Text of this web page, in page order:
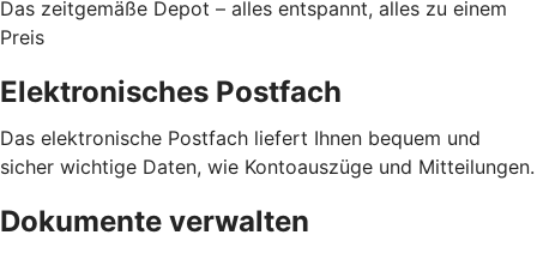
Das zeitgemäße Depot – alles entspannt, alles zu einem
Preis
Elektronisches Postfach
Das elektronische Postfach liefert Ihnen bequem und
sicher wichtige Daten, wie Kontoauszüge und Mitteilungen.
Dokumente verwalten